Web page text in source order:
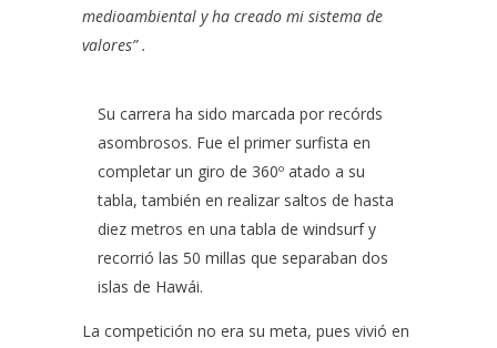
medioambiental y ha creado mi sistema de
valores” .
Su carrera ha sido marcada por recórds
asombrosos. Fue el primer surfista en
completar un giro de 360º atado a su
tabla, también en realizar saltos de hasta
diez metros en una tabla de windsurf y
recorrió las 50 millas que separaban dos
islas de Hawái.
La competición no era su meta, pues vivió en